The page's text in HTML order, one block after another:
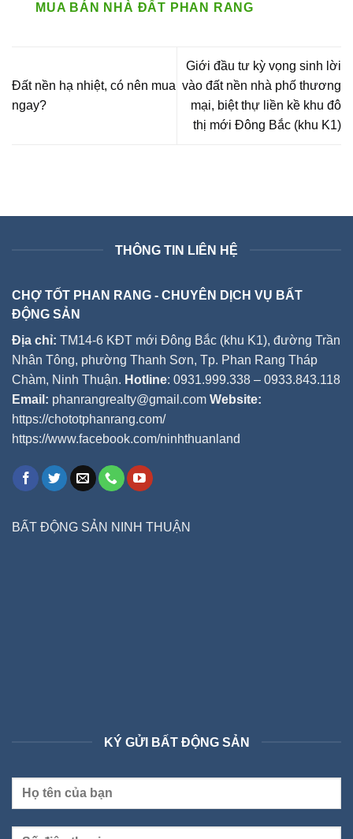
MUA BÁN NHÀ ĐẤT PHAN RANG
Đất nền hạ nhiệt, có nên mua
ngay?
Giới đầu tư kỳ vọng sinh lời
vào đất nền nhà phố thương
mại, biệt thự liền kề khu đô
thị mới Đông Bắc (khu K1)
THÔNG TIN LIÊN HỆ
CHỢ TỐT PHAN RANG - CHUYÊN DỊCH VỤ BẤT
ĐỘNG SẢN
Địa chỉ: TM14-6 KĐT mới Đông Bắc (khu K1), đường Trần
Nhân Tông, phường Thanh Sơn, Tp. Phan Rang Tháp
Chàm, Ninh Thuận. Hotline: 0931.999.338 – 0933.843.118
Email: phanrangrealty@gmail.com Website:
https://chototphanrang.com/
https://www.facebook.com/ninhthuanland
BẤT ĐỘNG SẢN NINH THUẬN
KÝ GỬI BẤT ĐỘNG SẢN